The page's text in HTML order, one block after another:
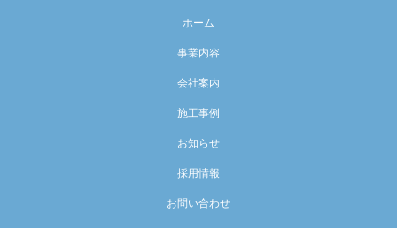
ホーム
事業内容
会社案内
施工事例
お知らせ
採用情報
お問い合わせ